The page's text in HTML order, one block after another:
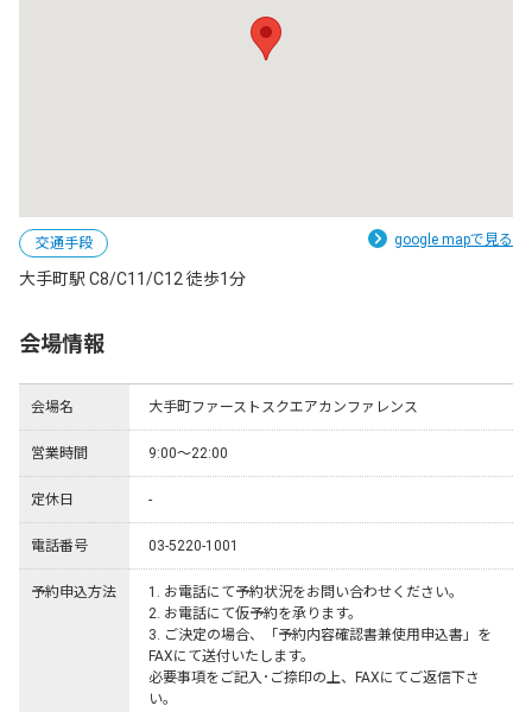
google mapで見る
交通手段
大手町駅 C8/C11/C12 徒歩1分
会場情報
会場名 大手町ファーストスクエアカンファレンス
営業時間 9:00〜22:00
定休日 -
電話番号 03-5220-1001
予約申込方法
1. お電話にて予約状況をお問い合わせください。
2. お電話にて仮予約を承ります。
3. ご決定の場合、「予約内容確認書兼使用申込書」を
FAXにて送付いたします。
必要事項をご記入･ご捺印の上、FAXにてご返信下さ
い。